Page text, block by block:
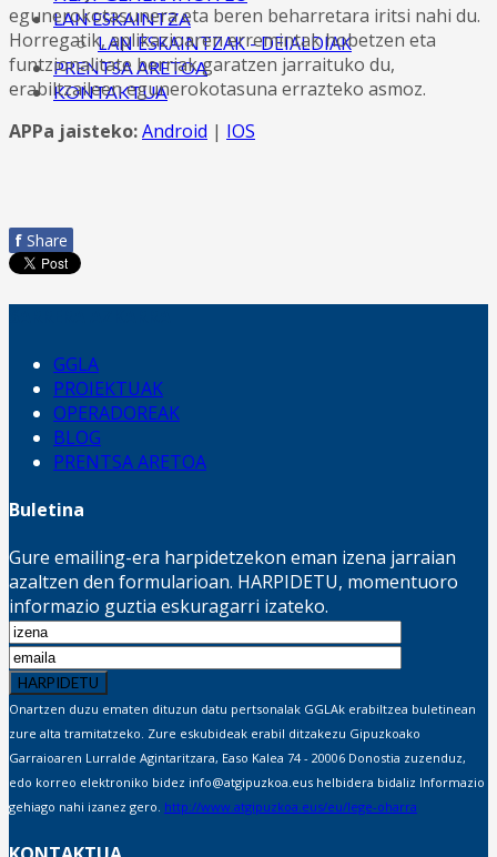
LAN ESKAINTZA
LAN ESKAINTZAK - DEIALDIAK
PRENTSA ARETOA
KONTAKTUA
egunerokotasunera eta beren beharretara iritsi nahi du.
Horregatik, aplikazioaren erremintak hobetzen eta
funtzionalitate berriak garatzen jarraituko du,
erabiltzaileen egunerokotasuna errazteko asmoz.
APPa jaisteko:Android | IOS
f Share
GGLA
PROIEKTUAK
OPERADOREAK
BLOG
PRENTSA ARETOA
Buletina
Gure emailing-era harpidetzekon eman izena jarraian
azaltzen den formularioan. HARPIDETU, momentuoro
informazio guztia eskuragarri izateko.
Onartzen duzu ematen dituzun datu pertsonalak GGLAk erabiltzea buletinean
zure alta tramitatzeko. Zure eskubideak erabil ditzakezu Gipuzkoako
Garraioaren Lurralde Agintaritzara, Easo Kalea 74 - 20006 Donostia zuzenduz,
edo korreo elektroniko bidez info@atgipuzkoa.eus helbidera bidaliz Informazio
gehiago nahi izanez gero. http://www.atgipuzkoa.eus/eu/lege-oharra